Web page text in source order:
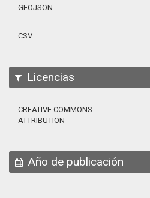
GEOJSON
CSV
Licencias
CREATIVE COMMONS
ATTRIBUTION
Año de publicación